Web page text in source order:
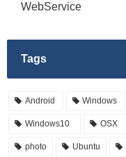
WebService
Tags
Android Windows
Windows10 OSX
photo Ubuntu